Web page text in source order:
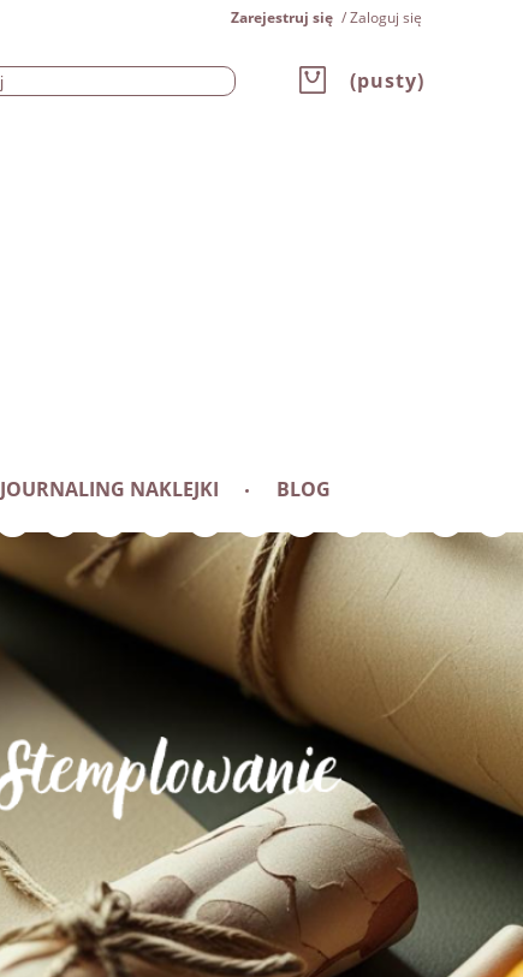
Zarejestruj się Zaloguj się
(pusty)
JOURNALING NAKLEJKI
BLOG